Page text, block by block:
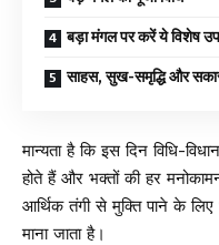
बड़ा मंगल पर करें ये विशेष
साहस, सुख-समृद्धि और
मान्यता है कि इस दिन विधि-
होते हैं और भक्तों की हर
आर्थिक तंगी से मुक्ति पाने के
माना जाता है।